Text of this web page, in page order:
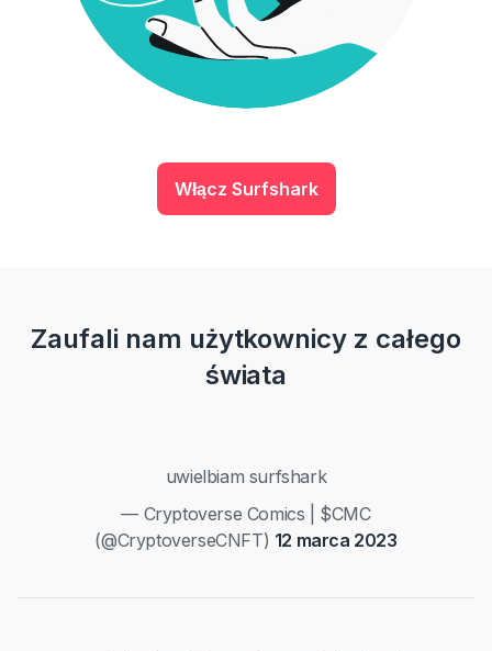
Włącz Surfshark
Zaufali nam użytkownicy z całego
świata
uwielbiam surfshark
— Cryptoverse Comics | $CMC
(@CryptoverseCNFT) 12 marca 2023